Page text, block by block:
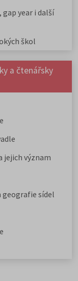
gap year i další
škol
a čtenářsky
jejich význam
sídel